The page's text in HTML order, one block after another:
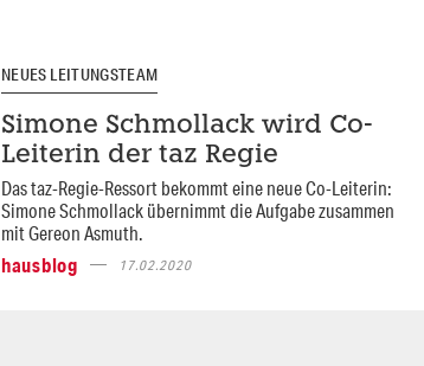
NEUES LEITUNGSTEAM
Simone Schmollack wird Co-
Leiterin der taz Regie
Das taz-Regie-Ressort bekommt eine neue Co-Leiterin:
Simone Schmollack übernimmt die Aufgabe zusammen
mit Gereon Asmuth.
hausblog
17.02.2020